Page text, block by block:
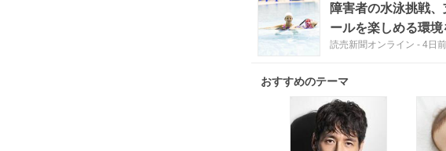
障害者の水泳挑戦
ールを楽しめる環境
読売新聞オンライン - 4日前
おすすめのテーマ